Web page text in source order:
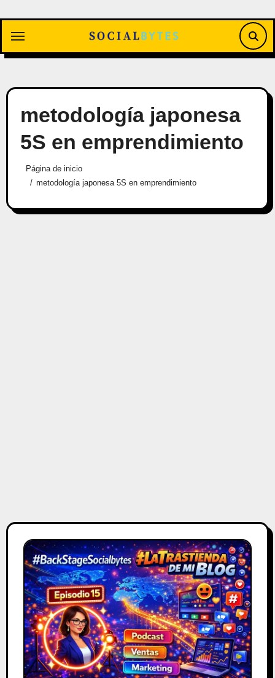
contenido
metodología japonesa
5S en emprendimiento
Página de inicio
metodología japonesa 5S en emprendimiento